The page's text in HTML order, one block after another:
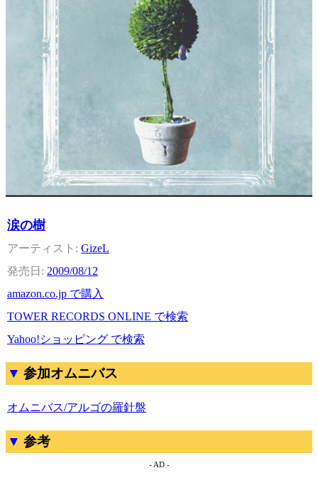
涙の樹
GizeL
2009/08/12
amazon.co.jp で購入
TOWER RECORDS ONLINE で検索
Yahoo!ショッピング で検索
参加オムニバス
オムニバス/アルゴの羅針盤
参考
- AD -